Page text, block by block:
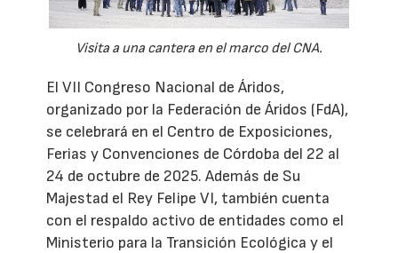
Visita a una cantera en el marco del CNA.
El VII Congreso Nacional de Áridos,
organizado por la Federación de Áridos (FdA),
se celebrará en el Centro de Exposiciones,
Ferias y Convenciones de Córdoba del 22 al
24 de octubre de 2025. Además de Su
Majestad el Rey Felipe VI, también cuenta
con el respaldo activo de entidades como el
Ministerio para la Transición Ecológica y el